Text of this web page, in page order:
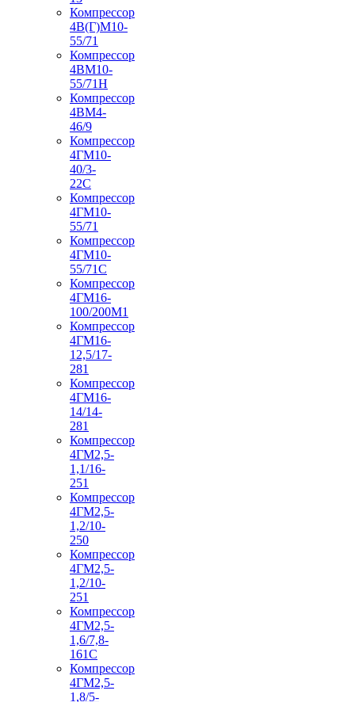
Компрессор
4В(Г)М10-
55/71
Компрессор
4ВМ10-
55/71Н
Компрессор
4ВМ4-
46/9
Компрессор
4ГМ10-
40/3-
22С
Компрессор
4ГМ10-
55/71
Компрессор
4ГМ10-
55/71С
Компрессор
4ГМ16-
100/200М1
Компрессор
4ГМ16-
12,5/17-
281
Компрессор
4ГМ16-
14/14-
281
Компрессор
4ГМ2,5-
1,1/16-
251
Компрессор
4ГМ2,5-
1,2/10-
250
Компрессор
4ГМ2,5-
1,2/10-
251
Компрессор
4ГМ2,5-
1,6/7,8-
161С
Компрессор
4ГМ2,5-
1,8/5-